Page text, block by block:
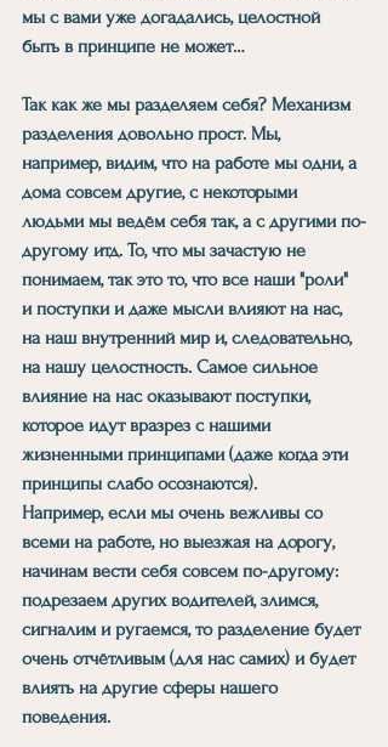
мы с вами уже догадались, целостной
быть в принципе не может…
Так как же мы разделяем себя? Механизм
разделения довольно прост. Мы,
например, видим, что на работе мы одни, а
дома совсем другие, с некоторыми
людьми мы ведём себя так, а с другими по-
другому итд. То, что мы зачастую не
понимаем, так это то, что все наши "роли"
и поступки и даже мысли влияют на нас,
на наш внутренний мир и, следовательно,
на нашу целостность. Самое сильное
влияние на нас оказывают поступки,
которое идут вразрез с нашими
жизненными принципами (даже когда эти
принципы слабо осознаются).
Например, если мы очень вежливы со
всеми на работе, но выезжая на дорогу,
начинам вести себя совсем по-другому:
подрезаем других водителей, злимся,
сигналим и ругаемся, то разделение будет
очень отчётливым (для нас самих) и будет
влиять на другие сферы нашего
поведения.